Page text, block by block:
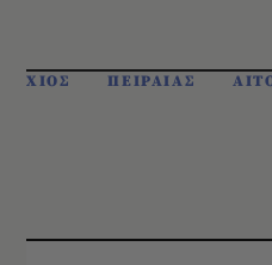
ΧΙΟΣ ΠΕΙΡΑΙΑΣ